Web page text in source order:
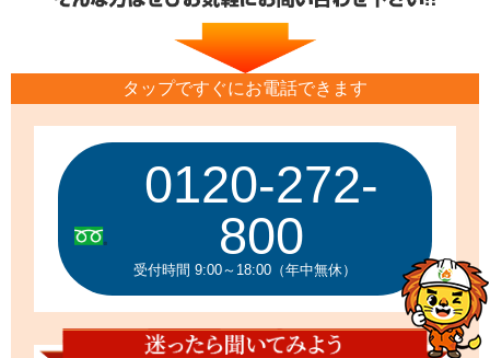
タップですぐにお電話できます
0120-272-
800
受付時間 9:00～18:00（年中無休）